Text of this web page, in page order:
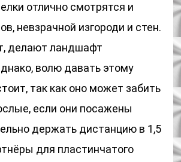
отлично смотрятся и
невзрачной изгороди и стен.
делают ландшафт
волю давать этому
так как оно может забить
если они посажены
держать дистанцию в 1,5
для пластинчатого